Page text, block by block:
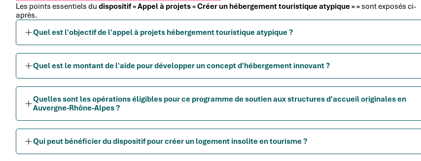
Les points essentiels du dispositif « Appel à projets « Créer un hébergement touristique atypique » » sont exposés ci-
après.
Quel est l'objectif de l'appel à projets hébergement touristique atypique ?
Quel est le montant de l'aide pour développer un concept d'hébergement innovant ?
Quelles sont les opérations éligibles pour ce programme de soutien aux structures d'accueil originales en
Auvergne-Rhône-Alpes ?
Qui peut bénéficier du dispositif pour créer un logement insolite en tourisme ?